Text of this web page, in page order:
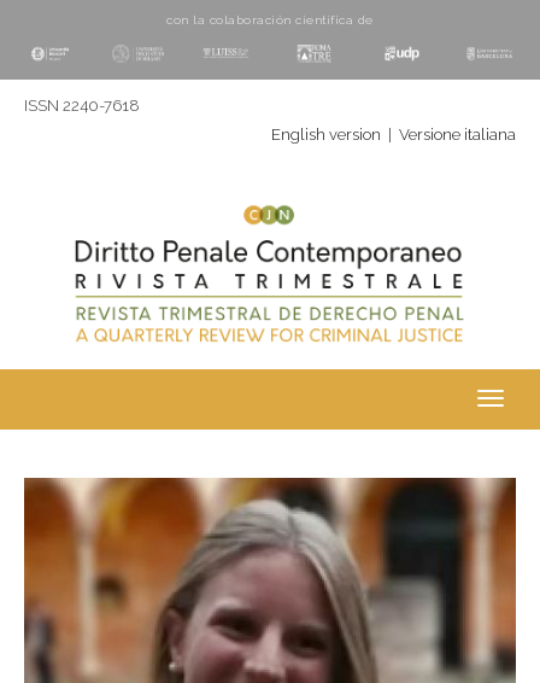
con la colaboración cientí­fica de
ISSN 2240-7618
English version
Versione italiana